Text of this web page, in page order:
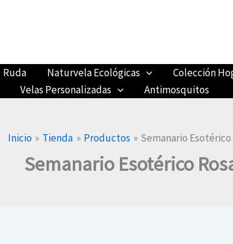
Ruda Naturvela Ecológicas Colección
Velas Personalizadas Antimosquitos
Inicio Tienda Productos Semanario Esotérico
Semanario Esotérico